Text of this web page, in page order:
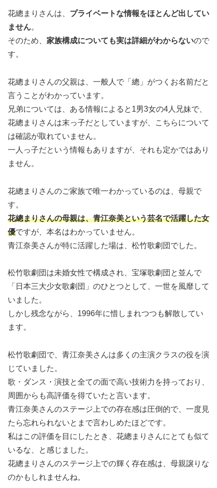
花總まりさんは、 プライベートな情報をほとんど出してい
ません。
そのため、 家族構成についても実は詳細がわからないので
す。
花總まりさんの父親は、一般人で「總」がつくお名前だと
言うことがわかっています。
兄弟については、ある情報によると1男3女の4人兄妹で、
花總まりさんは末っ子だとしていますが、こちらについて
は確認が取れていません。
一人っ子だという情報もありますが、それも定かではあり
ません。
花總まりさんのご家族で唯一わかっているのは、母親で
す。
花總まりさんの母親は、青江奈美という芸名で活躍した女
優ですが、本名はわかっていません。
青江奈美さんが特に活躍した場は、松竹歌劇団でした。
松竹歌劇団は未婚女性で構成され、宝塚歌劇団と並んで
「日本三大少女歌劇団」のひとつとして、一世を風靡して
いました。
しかし残念ながら、1996年に惜しまれつつも解散してい
ます。
松竹歌劇団で、青江奈美さんは多くの主演クラスの役を演
じていました。
歌・ダンス・演技と全ての面で高い技術力を持っており、
周囲からも高評価を得ていたと言います。
青江奈美さんのステージ上での存在感は圧倒的で、一度見
たら忘れられないとまで言わしめたほどです。
私はこの評価を目にしたとき、花總まりさんにとても似て
いるな、と感じました。
花總まりさんのステージ上での輝く存在感は、母親譲りな
のかもしれませんね。